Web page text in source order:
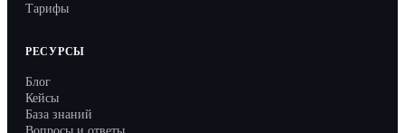
Тарифы
РЕСУРСЫ
Блог
Кейсы
База знаний